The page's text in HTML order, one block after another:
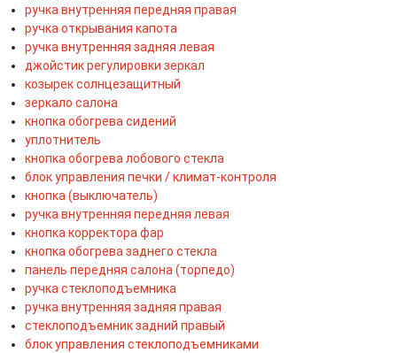
ручка внутренняя передняя правая
ручка открывания капота
ручка внутренняя задняя левая
джойстик регулировки зеркал
козырек солнцезащитный
зеркало салона
кнопка обогрева сидений
уплотнитель
кнопка обогрева лобового стекла
блок управления печки / климат-контроля
кнопка (выключатель)
ручка внутренняя передняя левая
кнопка корректора фар
кнопка обогрева заднего стекла
панель передняя салона (торпедо)
ручка стеклоподъемника
ручка внутренняя задняя правая
стеклоподъемник задний правый
блок управления стеклоподъемниками